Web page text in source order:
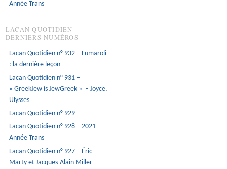
Année Trans
LACAN QUOTIDIEN
DERNIERS NUMÉROS
Lacan Quotidien n° 932 – Fumaroli
: la dernière leçon
Lacan Quotidien n° 931 –
« GreekJew is JewGreek » – Joyce,
Ulysses
Lacan Quotidien n° 929
Lacan Quotidien n° 928 – 2021
Année Trans
Lacan Quotidien n° 927 – Éric
Marty et Jacques-Alain Miller –